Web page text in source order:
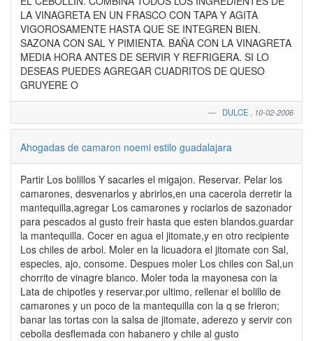
LA VINAGRETA EN UN FRASCO CON TAPA Y AGITA
VIGOROSAMENTE HASTA QUE SE INTEGREN BIEN.
SAZONA CON SAL Y PIMIENTA. BAÑA CON LA VINAGRETA
MEDIA HORA ANTES DE SERVIR Y REFRIGERA. SI LO
DESEAS PUEDES AGREGAR CUADRITOS DE QUESO
GRUYERE O
DULCE 10-02-2006
Ahogadas de camaron noemi estilo guadalajara
Partir Los bolillos Y sacarles el migajon. Reservar. Pelar los
camarones, desvenarlos y abrirlos,en una cacerola derretir la
mantequilla,agregar Los camarones y rociarlos de sazonador
para pescados al gusto freir hasta que esten blandos.guardar
la mantequilla. Cocer en agua el jitomate,y en otro recipiente
Los chiles de arbol. Moler en la licuadora el jitomate con Sal,
especies, ajo, consome. Despues moler Los chiles con Sal,un
chorrito de vinagre blanco. Moler toda la mayonesa con la
Lata de chipotles y reservar.por ultimo, rellenar el bolillo de
camarones y un poco de la mantequilla con la q se frieron;
banar las tortas con la salsa de jitomate, aderezo y servir con
cebolla desflemada con habanero y chile al gusto